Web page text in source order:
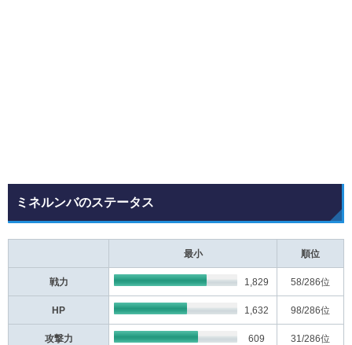
ミネルンバのステータス
最小 順位
戦力 1,829 58/286位
HP 1,632 98/286位
攻撃力 609 31/286位